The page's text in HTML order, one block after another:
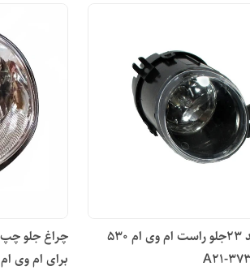
مه شکن کد ۲۳جلو راست ام وی ام 530
برای ام وی ام 110